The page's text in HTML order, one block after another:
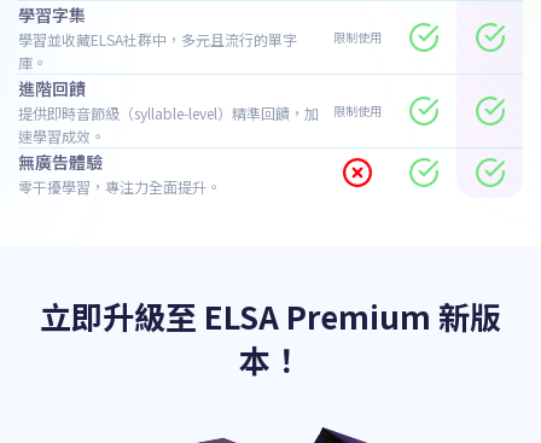
學習字集
學習並收藏ELSA社群中，多元且流行的單字
庫。
限制使用
進階回饋
提供即時音節級（syllable-level）精準回饋，加
速學習成效。
限制使用
無廣告體驗
零干擾學習，專注力全面提升。
立即升級至 ELSA Premium 新版
本！